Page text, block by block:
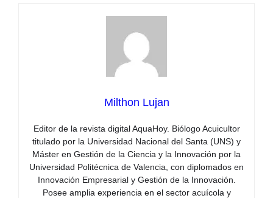
Milthon Lujan
Editor de la revista digital AquaHoy. Biólogo Acuicultor
titulado por la Universidad Nacional del Santa (UNS) y
Máster en Gestión de la Ciencia y la Innovación por la
Universidad Politécnica de Valencia, con diplomados en
Innovación Empresarial y Gestión de la Innovación.
Posee amplia experiencia en el sector acuícola y